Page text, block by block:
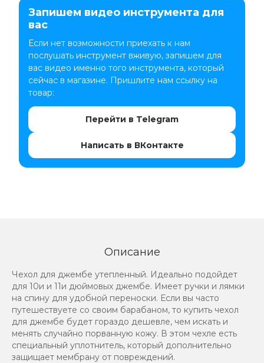
Запишем видео инструмента для
вас
Если нет возможности приехать к нам
послушать инструмент вживую, запишем для
вас видео именно того инструмента, который
сейчас в магазине. Пришлите нам ссылку на
товар:
Перейти в Telegram
Написать в ВКонтакте
Описание
Чехол для джембе утепленный. Идеально подойдет
для 10и и 11и дюймовых джембе. Имеет ручки и лямки
на спину для удобной переноски. Если вы часто
путешествуете со своим барабаном, то купить чехол
для джембе будет гораздо дешевле, чем искать и
менять случайно порванную кожу. В этом чехле есть
специальный уплотнитель, который дополнительно
защищает мембрану от повреждений.